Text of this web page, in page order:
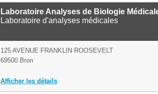
Laboratoire Analyses de Biologie
Laboratoire d'analyses médicales
125 AVENUE FRANKLIN ROOSEVELT
69500 Bron
Afficher les détails